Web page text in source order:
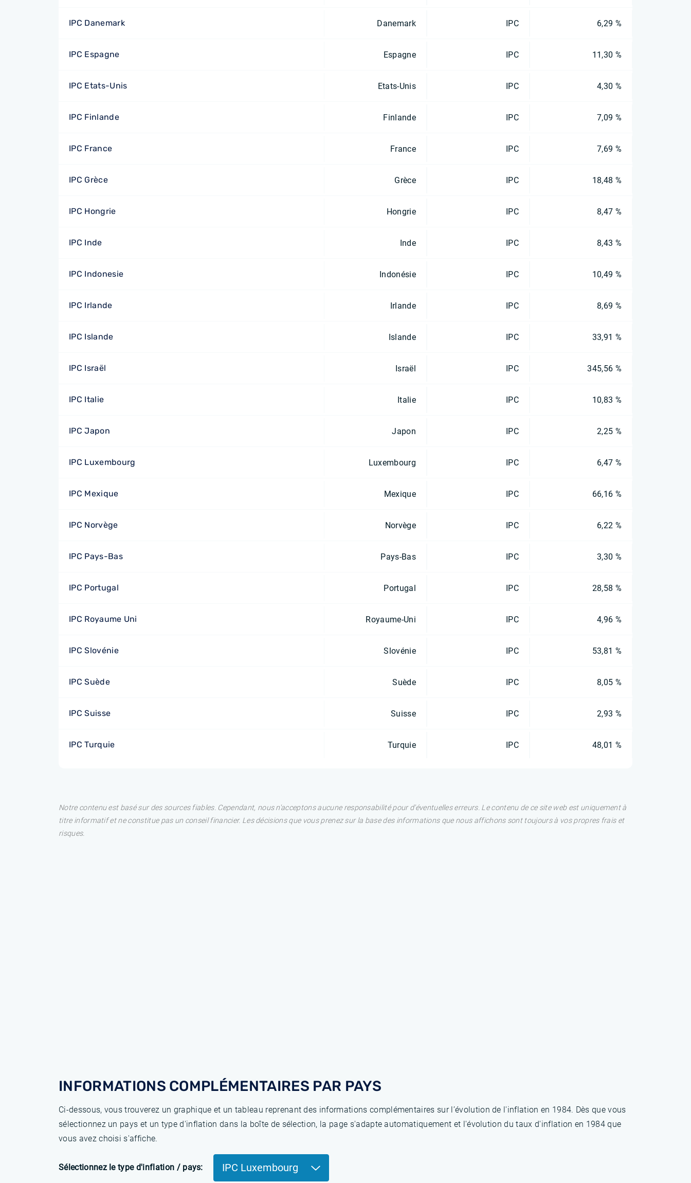
IPC Danemark Danemark IPC 6,29 %
IPC Espagne Espagne IPC 11,30 %
IPC Etats-Unis Etats-Unis IPC 4,30 %
IPC Finlande Finlande IPC 7,09 %
IPC France France IPC 7,69 %
IPC Grèce Grèce IPC 18,48 %
IPC Hongrie Hongrie IPC 8,47 %
IPC Inde Inde IPC 8,43 %
IPC Indonesie Indonésie IPC 10,49 %
IPC Irlande Irlande IPC 8,69 %
IPC Islande Islande IPC 33,91 %
IPC Israël Israël IPC 345,56 %
IPC Italie Italie IPC 10,83 %
IPC Japon Japon IPC 2,25 %
IPC Luxembourg Luxembourg IPC 6,47 %
IPC Mexique Mexique IPC 66,16 %
IPC Norvège Norvège IPC 6,22 %
IPC Pays-Bas Pays-Bas IPC 3,30 %
IPC Portugal Portugal IPC 28,58 %
IPC Royaume Uni Royaume-Uni IPC 4,96 %
IPC Slovénie Slovénie IPC 53,81 %
IPC Suède Suède IPC 8,05 %
IPC Suisse Suisse IPC 2,93 %
IPC Turquie Turquie IPC 48,01 %
Notre contenu est basé sur des sources fiables. Cependant, nous n'acceptons aucune responsabilité pour d'éventuelles erreurs. Le contenu de ce site web est uniquement à
titre informatif et ne constitue pas un conseil financier. Les décisions que vous prenez sur la base des informations que nous affichons sont toujours à vos propres frais et
risques.
INFORMATIONS COMPLÉMENTAIRES PAR PAYS
Ci-dessous, vous trouverez un graphique et un tableau reprenant des informations complémentaires sur l’évolution de l'inflation en 1984. Dès que vous
sélectionnez un pays et un type d'inflation dans la boîte de sélection, la page s'adapte automatiquement et l'évolution du taux d'inflation en 1984 que
vous avez choisi s'affiche.
Sélectionnez le type d'inflation / pays: IPC Luxembourg